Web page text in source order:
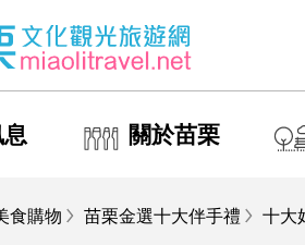
關於苗栗
食購物 苗栗金選十大伴手禮 十大